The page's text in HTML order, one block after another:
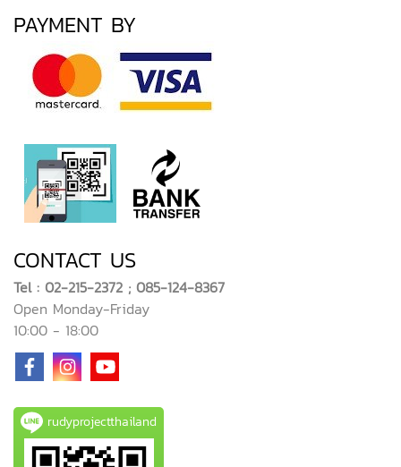
PAYMENT BY
CONTACT US
Tel : 02-215-2372 ; 085-124-8367
Open Monday-Friday
10:00 - 18:00
rudyprojectthailand